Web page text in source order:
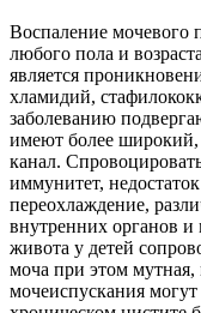
Воспаление мочевого
любого пола и
является
хламидий,
заболеванию
имеют более широкий,
канал.
иммунитет,
переохлаждение,
внутренних органов
живота у детей
моча при этом
мочеиспускания